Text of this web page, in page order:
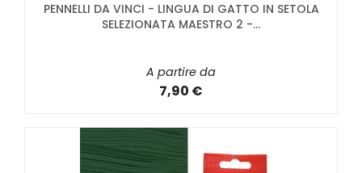
PENNELLI DA VINCI - LINGUA DI GATTO IN SETOLA
SELEZIONATA MAESTRO 2 -...
A partire da
7,90 €